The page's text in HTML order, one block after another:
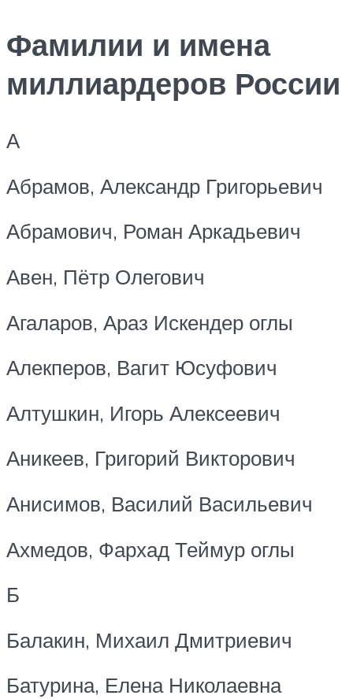
Фамилии и имена
миллиардеров России
А
Абрамов, Александр Григорьевич
Абрамович, Роман Аркадьевич
Авен, Пётр Олегович
Агаларов, Араз Искендер оглы
Алекперов, Вагит Юсуфович
Алтушкин, Игорь Алексеевич
Аникеев, Григорий Викторович
Анисимов, Василий Васильевич
Ахмедов, Фархад Теймур оглы
Б
Балакин, Михаил Дмитриевич
Батурина, Елена Николаевна